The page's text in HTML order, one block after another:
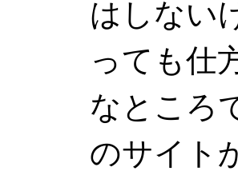
はしない
っても仕
なところ
のサイト